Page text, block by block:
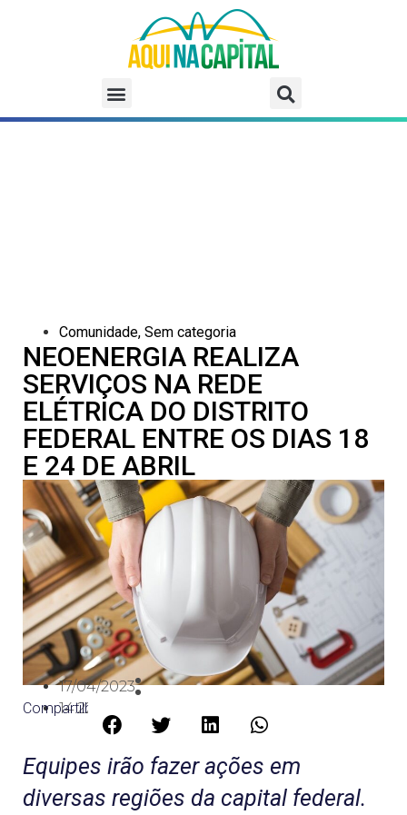
Comunidade, Sem categoria
NEOENERGIA REALIZA
SERVIÇOS NA REDE
ELÉTRICA DO DISTRITO
FEDERAL ENTRE OS DIAS 18
E 24 DE ABRIL
17/04/2023
14:22
Compartilhe:
Equipes irão fazer ações em
diversas regiões da capital federal.